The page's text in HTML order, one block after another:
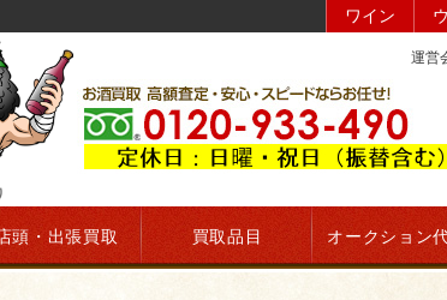
ワイン
運営
頭・出張買取 買取品目 オークション